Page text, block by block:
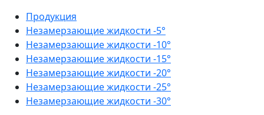
Продукция
Незамерзающие жидкости -5°
Незамерзающие жидкости -10°
Незамерзающие жидкости -15°
Незамерзающие жидкости -20°
Незамерзающие жидкости -25°
Незамерзающие жидкости -30°